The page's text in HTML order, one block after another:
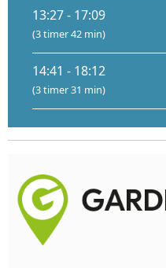
13:27 - 17:09
(3 timer 42 min)
14:41 - 18:12
(3 timer 31 min)